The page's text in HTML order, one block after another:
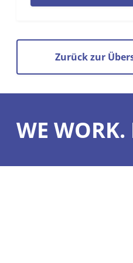
Zurück zur
WE WORK.